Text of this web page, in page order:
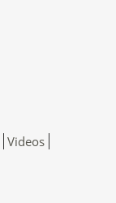
Videos